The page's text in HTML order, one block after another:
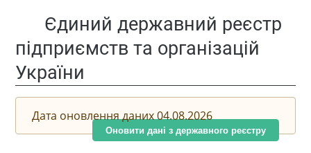
Єдиний державний реєстр
підприємств та організацій
України
Дата оновлення даних 04.08.2026
Оновити дані з державного реєстру